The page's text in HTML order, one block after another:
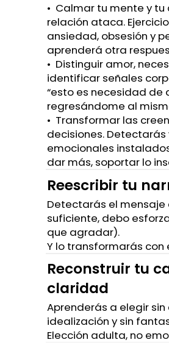
•⁠ ⁠Calmar tu mente y
relación ataca.
ansiedad, obsesión y
aprenderá otra
•⁠ ⁠⁠Distinguir amor,
identificar señales
“esto es necesidad de
regresándome al
•⁠ ⁠⁠Transformar las
decisiones.
emocionales
dar más, soportar lo
Reescribir tu
Detectarás el mensaje
suficiente, debo
que agradar).
Y lo transformarás con
Reconstruir tu
claridad
Aprenderás a elegir
idealización y sin
Elección adulta, no